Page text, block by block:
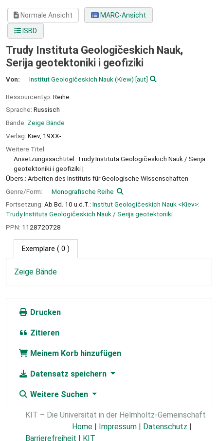
Normale Ansicht
MARC-Ansicht
ISBD
Trudy Instituta Geologičeskich Nauk,
Serija geotektoniki i geofiziki
Von: Institut Geologičeskich Nauk (Kiew) [aut]
Ressourcentyp: Reihe
Sprache: Russisch
Bände: Zeige Bände
Verlag: Kiev, 19XX-
Weitere Titel:
Ansetzungssachtitel: Trudy Instituta Geologičeskich Nauk / Serija
geotektoniki i geofiziki
Übers.: Arbeiten des Instituts für Geologische Wissenschaften
Genre/Form:
Monografische Reihe
Fortsetzung: Ab Bd. 10 u.d.T.: Institut Geologičeskich Nauk <Kiev>:
Trudy Instituta Geologičeskich Nauk / Serija geotektoniki
PPN: 1128720728
Exemplare ( 0 )
Zeige Bände
Drucken
Zitieren
Meinem Korb hinzufügen
Datensatz speichern
Weitere Suchen
KIT – Die Universität in der Helmholtz-Gemeinschaft
Home | Impressum | Datenschutz |
Barrierefreiheit | KIT